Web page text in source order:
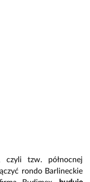
czyli tzw. północnej
rondo Barlineckie